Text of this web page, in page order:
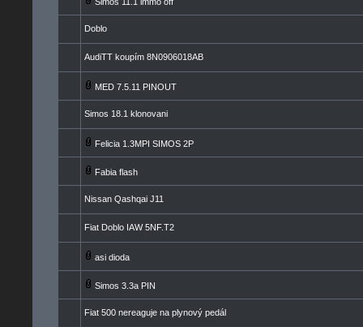
Doblo
AudiTT koupím 8N0906018AB
MED 7.5.11 PINOUT
Simos 18.1 klonovani
Felicia 1.3MPI SIMOS 2P
Fabia flash
Nissan Qashqai J11
Fiat Doblo IAW 5NF.T2
asi dioda
Simos 3.3a PIN
Fiat 500 nereaguje na plynový pedál